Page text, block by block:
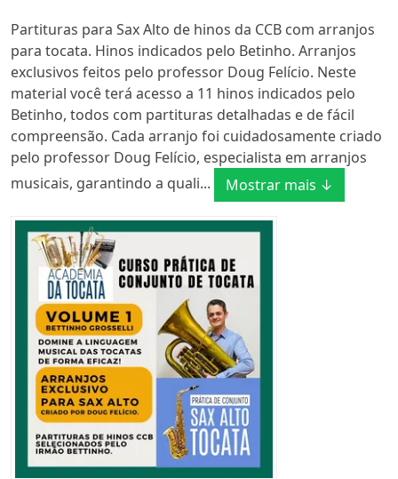
Partituras para Sax Alto de hinos da CCB com arranjos
para tocata. Hinos indicados pelo Betinho. Arranjos
exclusivos feitos pelo professor Doug Felício. Neste
material você terá acesso a 11 hinos indicados pelo
Betinho, todos com partituras detalhadas e de fácil
compreensão. Cada arranjo foi cuidadosamente criado
pelo professor Doug Felício, especialista em arranjos
musicais, garantindo a quali...
Mostrar mais ↓